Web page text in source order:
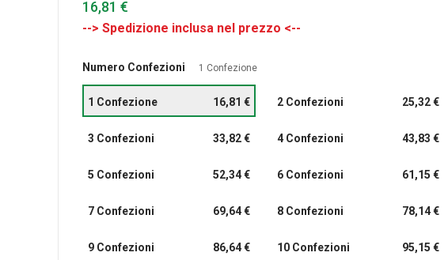
16,81 €
Numero Confezioni 1 Confezione
1 Confezione 16,81 € 2 Confezioni 25,32 €
3 Confezioni 33,82 € 4 Confezioni 43,83 €
5 Confezioni 52,34 € 6 Confezioni 61,15 €
7 Confezioni 69,64 € 8 Confezioni 78,14 €
9 Confezioni 86,64 € 10 Confezioni 95,15 €